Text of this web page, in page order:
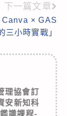
下一篇文章
Canva × GAS
三小時實戰」
理協會訂
安新知科
識課程-